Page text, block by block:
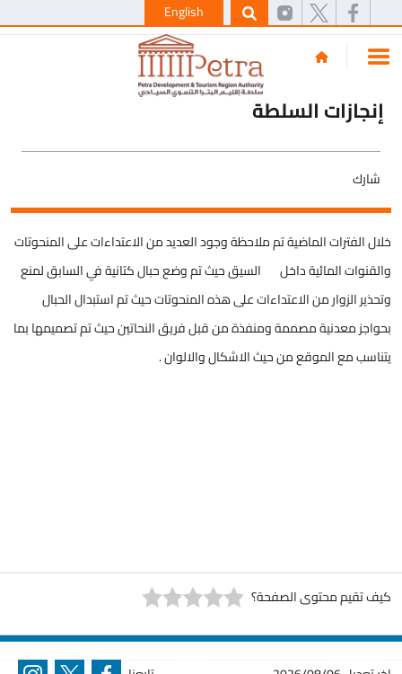
English
إنجازات السلطة
شارك
خلال الفترات الماضية تم ملاحظة وجود العديد من الاعتداءات على المنحوتات
والقنوات المائية داخل السيق حيث تم وضع حبال كتانية في السابق لمنع
وتحذير الزوار من الاعتداءات على هذه المنحوتات حيث تم استبدال الحبال
بحواجز معدنية مصممة ومنفذة من قبل فريق النحاتين حيث تم تصميمها بما
يتناسب مع الموقع من حيث الاشكال والالوان .
كيف تقيم محتوى الصفحة؟